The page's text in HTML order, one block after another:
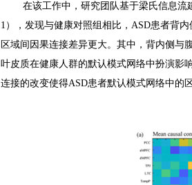
在该工作中，研究团队基于梁氏信息流
1 ），发现与健康对照组相比， ASD患者背内
区域间因果连接差异更大。其中，背内侧与
叶皮质在健康人群的默认模式网络中扮演影
连接的改变使得ASD患者默认模式网络中的